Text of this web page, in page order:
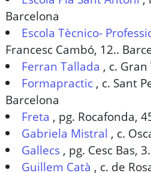
Barcelona
Escola Tècnico-
Francesc Cambó, 12..
Ferran Tallada , c.
Formapractic , c. Sant
Barcelona
Freta , pg. Rocafonda,
Gabriela Mistral , c.
Gallecs , pg. Cesc Bas,
Guillem Catà , c. de